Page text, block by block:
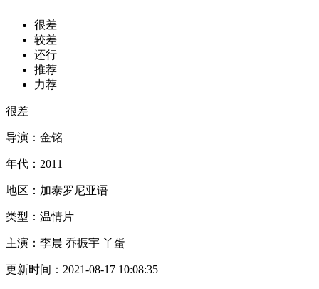
很差
较差
还行
推荐
力荐
很差
导演： 金铭
年代： 2011
地区： 加泰罗尼亚语
类型： 温情片
主演： 李晨 乔振宇 丫蛋
更新时间： 2021-08-17 10:08:35